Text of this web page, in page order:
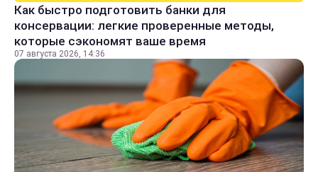
Как быстро подготовить банки для
консервации: легкие проверенные методы,
которые сэкономят ваше время
07 августа 2026, 14:36